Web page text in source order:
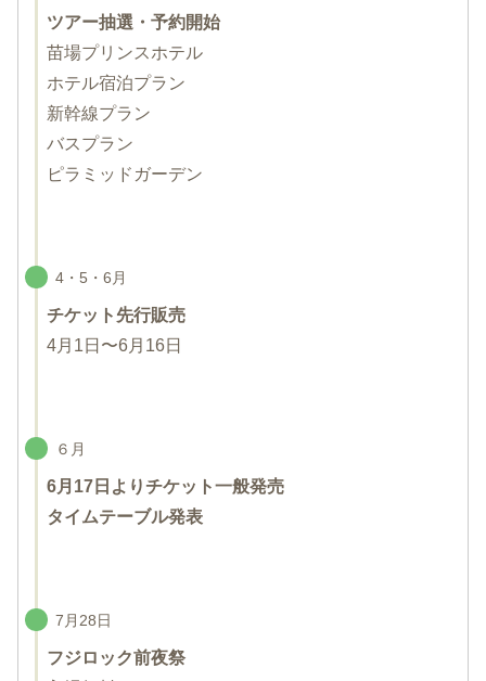
ツアー抽選・予約開始
苗場プリンスホテル
ホテル宿泊プラン
新幹線プラン
バスプラン
ピラミッドガーデン
4・5・6月
チケット先行販売
4月1日〜6月16日
６月
6月17日よりチケット一般発売
タイムテーブル発表
7月28日
フジロック前夜祭